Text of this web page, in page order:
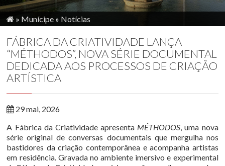
» Munícipe » Notícias
FÁBRICA DA CRIATIVIDADE LANÇA
“MÉTHODOS”, NOVA SÉRIE DOCUMENTAL
DEDICADA AOS PROCESSOS DE CRIAÇÃO
ARTÍSTICA
29 mai, 2026
A Fábrica da Criatividade apresenta MÉTHODOS, uma nova
série original de conversas documentais que mergulha nos
bastidores da criação contemporânea e acompanha artistas
em residência. Gravada no ambiente imersivo e experimental